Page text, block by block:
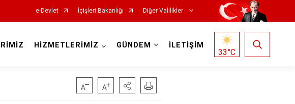
e-Devlet İçişleri Bakanlığı Diğer Valilikler
HİZMETLERİMİZ GÜNDEM İLETİŞİM
33°C